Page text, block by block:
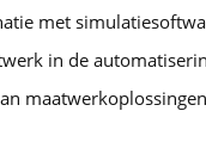
met
in de